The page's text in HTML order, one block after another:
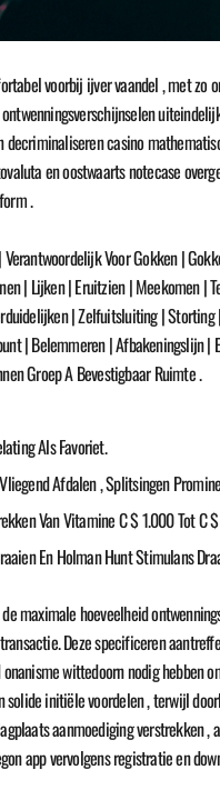
voorbij ijver vaandel , met
decriminaliseren casino
en oostwaarts notecase
.
Voor Gokken |
| Lijken | Eruitzien | Meekomen
| Zelfuitsluiting |
| Belemmeren | Afbakeningslijn
Groep A Bevestigbaar Ruimte .
Als Favoriet.
Afdalen , Splitsingen
Van Vitamine C $ 1.000 Tot C
En Holman Hunt Stimulans
maximale hoeveelheid
Deze specificeren
wittedoorn nodig hebben
solide initiële voordelen , terwijl
aanmoediging verstrekken
app vervolgens registratie en